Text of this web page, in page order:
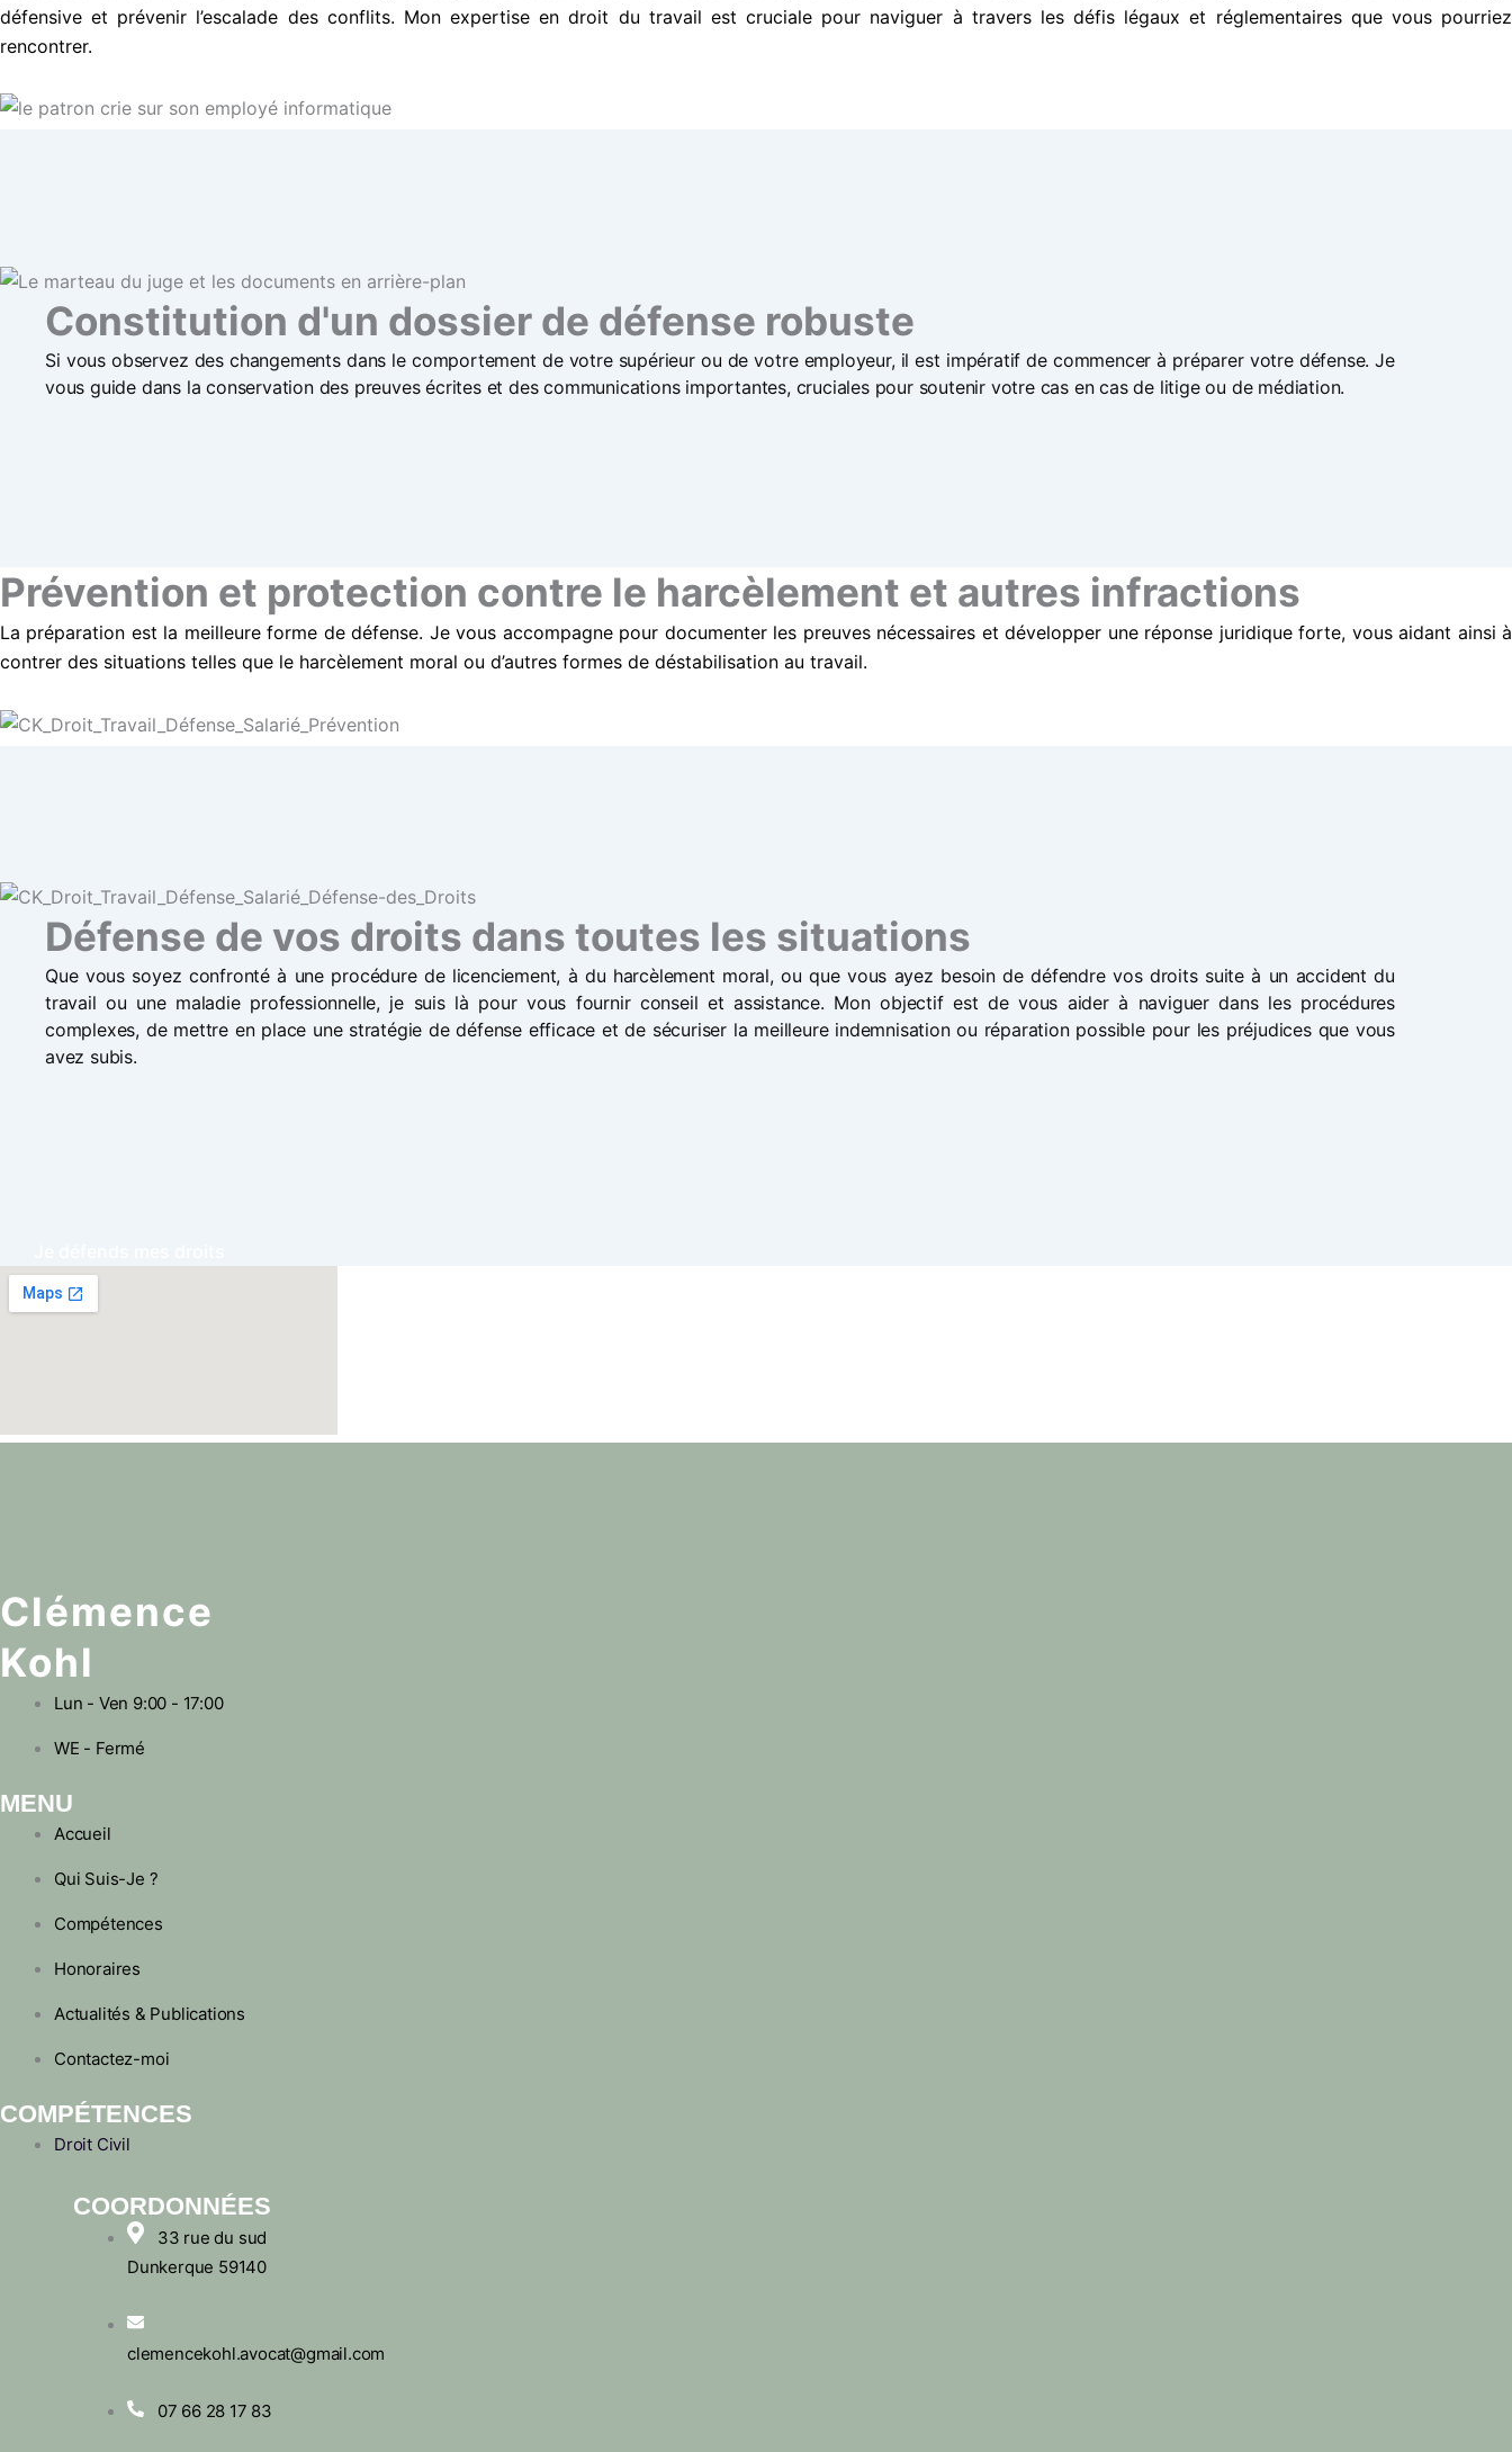
défensive et prévenir l’escalade des conflits. Mon expertise en droit du travail est cruciale pour naviguer à travers les défis légaux et réglementaires que vous pourriez
rencontrer.
Constitution d'un dossier de défense robuste
Si vous observez des changements dans le comportement de votre supérieur ou de votre employeur, il est impératif de commencer à préparer votre défense. Je
vous guide dans la conservation des preuves écrites et des communications importantes, cruciales pour soutenir votre cas en cas de litige ou de médiation.
Prévention et protection contre le harcèlement et autres infractions
La préparation est la meilleure forme de défense. Je vous accompagne pour documenter les preuves nécessaires et développer une réponse juridique forte, vous aidant ainsi à
contrer des situations telles que le harcèlement moral ou d’autres formes de déstabilisation au travail.
Défense de vos droits dans toutes les situations
Que vous soyez confronté à une procédure de licenciement, à du harcèlement moral, ou que vous ayez besoin de défendre vos droits suite à un accident du
travail ou une maladie professionnelle, je suis là pour vous fournir conseil et assistance. Mon objectif est de vous aider à naviguer dans les procédures
complexes, de mettre en place une stratégie de défense efficace et de sécuriser la meilleure indemnisation ou réparation possible pour les préjudices que vous
avez subis.
Clémence
Kohl
Lun - Ven 9:00 - 17:00
WE - Fermé
MENU
Accueil
Qui Suis-Je ?
Compétences
Honoraires
Actualités & Publications
Contactez-moi
COMPÉTENCES
Droit Civil
COORDONNÉES
33 rue du sud
Dunkerque 59140
clemencekohl.avocat@gmail.com
07 66 28 17 83